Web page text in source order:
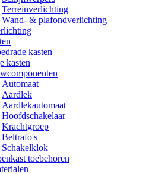
Terreinverlichting
Wand- & plafondverlichting
kasten
kasten
Automaat
Aardlek
Aardlekautomaat
Hoofdschakelaar
Krachtgroep
Beltrafo's
Schakelklok
toebehoren